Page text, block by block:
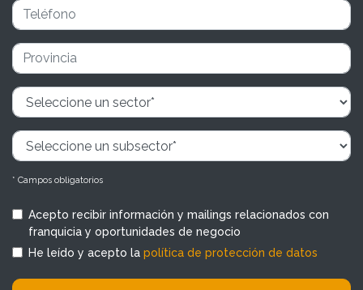
* Campos obligatorios
Acepto recibir información y mailings relacionados con
franquicia y oportunidades de negocio
He leído y acepto la política de protección de datos